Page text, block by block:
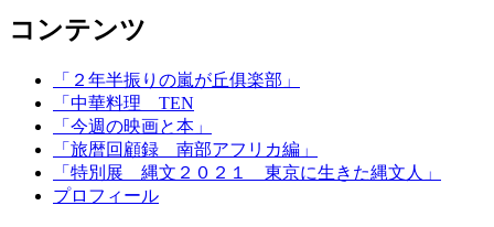
コンテンツ
「２年半振りの嵐が丘俱楽部」
「中華料理 TEN
「今週の映画と本」
「旅暦回顧録 南部アフリカ編」
「特別展 縄文２０２１ 東京に生きた縄文人」
プロフィール